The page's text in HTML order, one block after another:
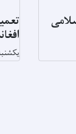
یکشنبه ۱۴۰۰/۱۰/۵ -